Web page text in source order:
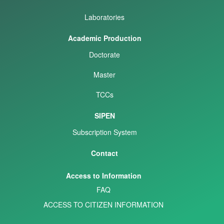
Laboratories
Academic Production
Doctorate
Master
TCCs
SIPEN
Subscription System
Contact
Access to Information
FAQ
ACCESS TO CITIZEN INFORMATION